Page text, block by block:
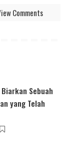
Comments
Sebuah
yang Telah